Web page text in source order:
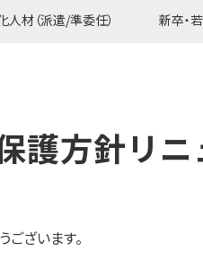
材（派遣/準委任） 新卒・
ーアルのお知らせ
護方針リ
ざいます。